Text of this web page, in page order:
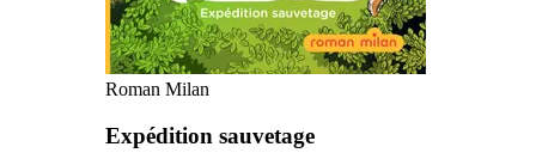
Roman Milan
Expédition sauvetage